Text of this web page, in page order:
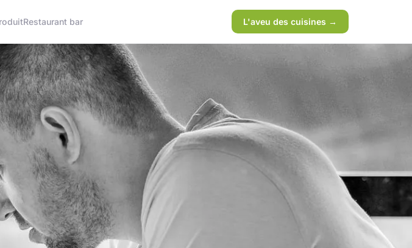
Restaurant bar L'aveu des cuisines →